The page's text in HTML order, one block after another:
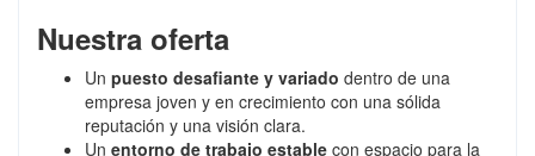
Nuestra oferta
Un puesto desafiante y variado dentro de una
empresa joven y en crecimiento con una sólida
reputación y una visión clara.
Un entorno de trabajo estable con espacio para la